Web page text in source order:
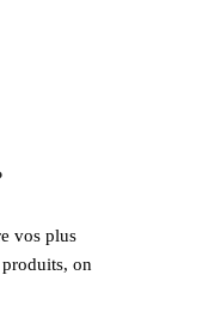
vos plus
on